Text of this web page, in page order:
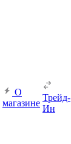
О
магазине
Трейд-
Ин